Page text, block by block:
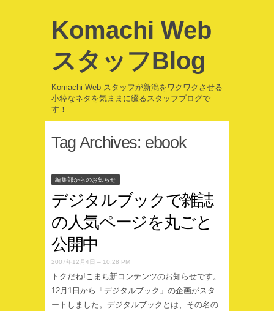
Komachi Web
スタッフBlog
Komachi Web スタッフが新潟をワクワクさせる
小粋なネタを気ままに綴るスタッフブログで
す！
Tag Archives: ebook
編集部からのお知らせ
デジタルブックで雑誌
の人気ページを丸ごと
公開中
2007年12月4日 – 10:28 PM
トクだね!こまち新コンテンツのお知らせです。
12月1日から「デジタルブック」の企画がスタ
ートしました。デジタルブックとは、その名の